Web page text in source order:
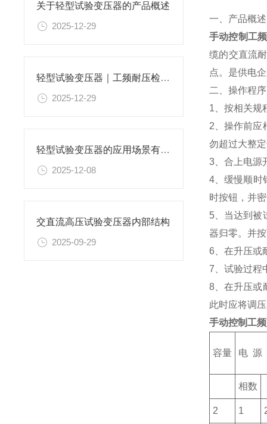
关于轻型试验变压器的产品概述
2025-12-29
轻型试验变压器｜工频耐压检测核心设备
2025-12-29
轻型试验变压器的应用场景有哪些？
2025-12-08
交直流高压试验变压器内部结构
2025-09-29
一、产品概
手动控制工
缆的交直流
点。是供电
二、操作程
1、按相关规
2、操作前应
勿超过大整
3、合上电源
4、缓慢顺时
时按钮，并
5、当达到被
器归零。并
6、在升压或
7、试验过程
8、在升压或
此时应将调
手动控制工
容量 电 源
相数
2 1